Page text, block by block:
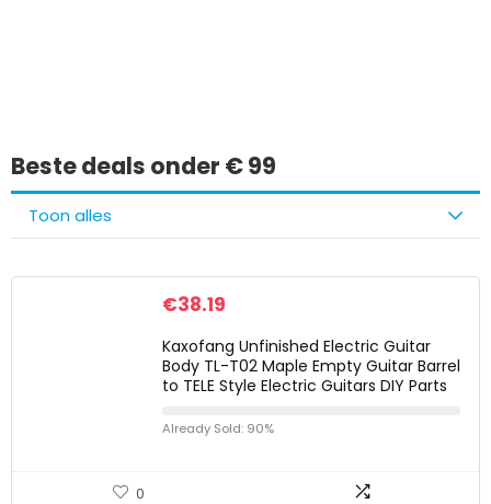
Beste deals onder € 99
Toon alles
€38.19
Kaxofang Unfinished Electric Guitar
Body TL-T02 Maple Empty Guitar Barrel
to TELE Style Electric Guitars DIY Parts
Already Sold: 90%
0